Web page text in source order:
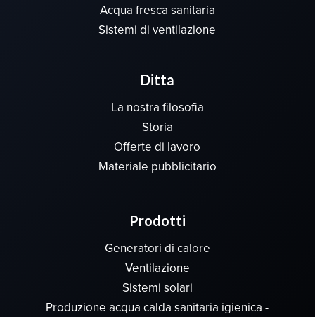
Acqua fresca sanitaria
Sistemi di ventilazione
Ditta
La nostra filosofia
Storia
Offerte di lavoro
Materiale pubblicitario
Prodotti
Generatori di calore
Ventilazione
Sistemi solari
Produzione acqua calda sanitaria igienica -